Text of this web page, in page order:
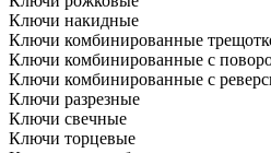
Ключи накидные
Ключи комбинированные
Ключи комбинированные с
Ключи комбинированные с
Ключи разрезные
Ключи свечные
Ключи торцевые